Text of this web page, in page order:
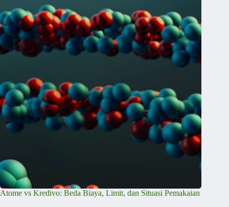
Atome vs Kredivo: Beda Biaya, Limit, dan Situasi Pemakaian